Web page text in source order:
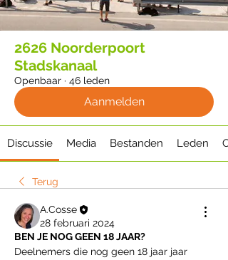
2626 Noorderpoort
Stadskanaal
Openbaar · 46 leden
Aanmelden
Discussie Media Bestanden Leden
Terug
A.Cosse
28 februari 2024
BEN JE NOG GEEN 18 JAAR?
Deelnemers die nog geen 18 jaar jaar